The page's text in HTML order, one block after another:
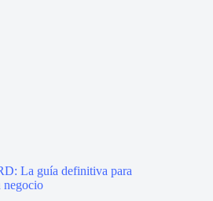
La guía definitiva para
negocio